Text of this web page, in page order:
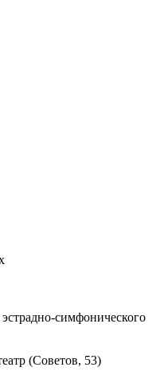
симфонического
(Советов, 53)